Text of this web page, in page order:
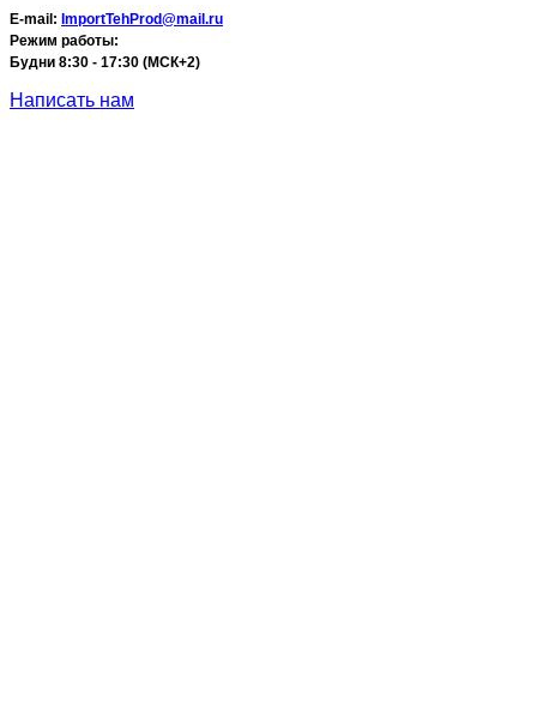
E-mail: ImportTehProd@mail.ru
Режим работы:
Будни 8:30 - 17:30 (МСК+2)
Написать нам